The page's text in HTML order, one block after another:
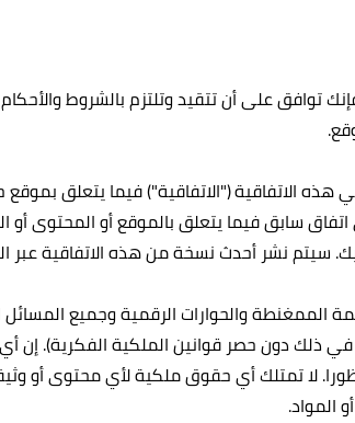
توافق على أن تتقيد وتلتزم بالشروط
هذه الاتفاقية ("الاتفاقية") فيما يتعلق
اتفاق سابق فيما يتعلق بالموقع أو
سيتم نشر أحدث نسخة من هذه الاتفاقية عبر
الممغنطة والحوارات الرقمية وجميع
في ذلك دون حصر قوانين الملكية الفكرية).
لا تمتلك أي حقوق ملكية لأي محتوى أو
المواد.